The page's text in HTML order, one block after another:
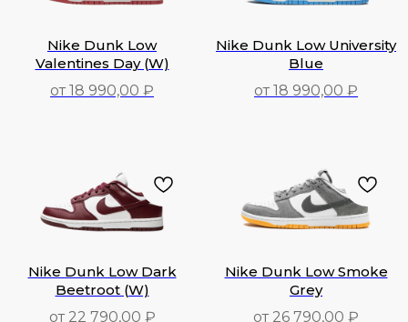
Nike Dunk Low
Valentines Day (W)
от 18 990,00 ₽
Nike Dunk Low University
Blue
от 18 990,00 ₽
Nike Dunk Low Dark
Beetroot (W)
от 22 790,00 ₽
Nike Dunk Low Smoke
Grey
от 26 790,00 ₽